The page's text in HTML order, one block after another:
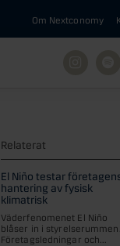
Om Nextconomy
Relaterat
El Niño testar
hantering av fysisk
klimatrisk
Väderfenomenet El Niño
blåser in i styrelserummen.
Företagsledningar och...